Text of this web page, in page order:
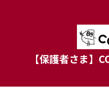
【保護者さま】